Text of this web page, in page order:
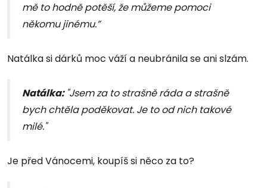
mě to hodně potěší, že můžeme pomoci
někomu jinému.”
Natálka si dárků moc váží a neubránila se ani slzám.
Natálka: "Jsem za to strašně ráda a strašně
bych chtěla poděkovat. Je to od nich takové
milé."
Je před Vánocemi, koupíš si něco za to?